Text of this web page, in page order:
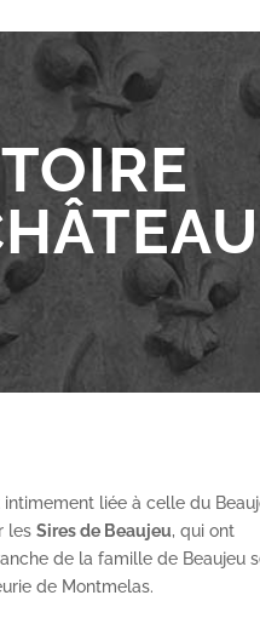
intimement liée à celle du
lesSires de Beaujeu, qui ont
de la famille de Beaujeu
de Montmelas.